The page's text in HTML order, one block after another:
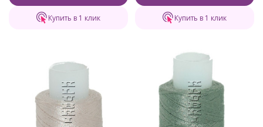
Купить в 1 клик Купить в 1 клик